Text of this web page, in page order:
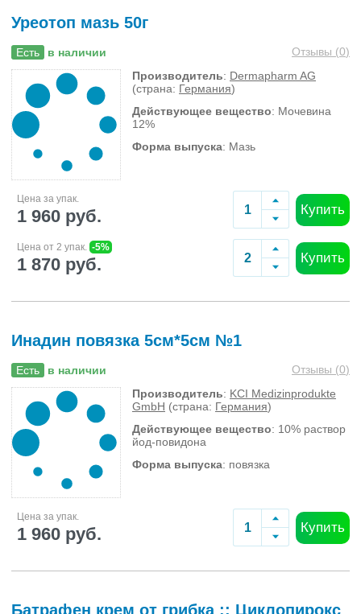
Уреотоп мазь 50г
Есть в наличии Отзывы (0)
Производитель: Dermapharm AG
(страна: Германия)
Действующее вещество: Мочевина
12%
Форма выпуска: Мазь
Цена за упак.
1 960 руб. Купить
Цена от 2 упак. -5%
1 870 руб. Купить
Инадин повязка 5см*5см №1
Есть в наличии Отзывы (0)
Производитель: KCI Medizinprodukte
GmbH (страна: Германия)
Действующее вещество: 10% раствор
йод-повидона
Форма выпуска: повязка
Цена за упак.
1 960 руб. Купить
Батрафен крем от грибка :: Циклопирокс